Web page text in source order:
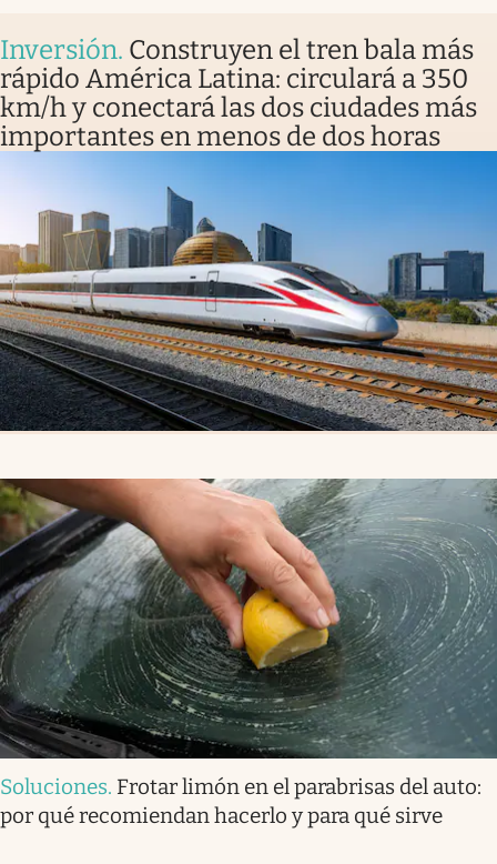
Inversión. Construyen el tren bala más
rápido América Latina: circulará a 350
km/h y conectará las dos ciudades más
importantes en menos de dos horas
Soluciones. Frotar limón en el parabrisas del auto:
por qué recomiendan hacerlo y para qué sirve